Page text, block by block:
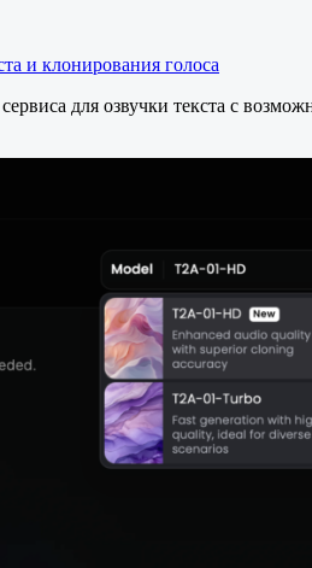
и клонирования голоса
для озвучки текста с